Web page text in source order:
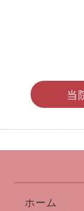
当
ホーム